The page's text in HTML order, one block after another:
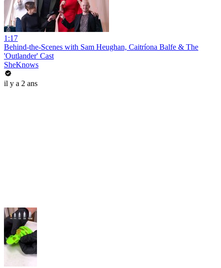
1:17
Behind-the-Scenes with Sam Heughan, Caitríona Balfe & The
'Outlander' Cast
SheKnows
il y a 2 ans